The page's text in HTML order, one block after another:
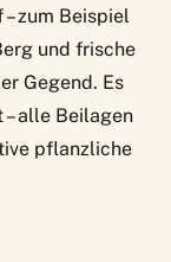
zum Beispiel
und frische
Gegend. Es
alle Beilagen
pflanzliche